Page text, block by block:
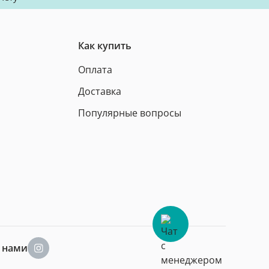
Как купить
Оплата
Доставка
Популярные вопросы
нами